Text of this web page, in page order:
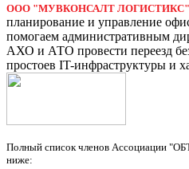
ООО "МУВКОНСАЛТ ЛОГИСТИКС"
планирование и управление
помогаем административным
АХО и АТО провести переезд
простоев IT-инфраструктуры и
Полный список членов Ассоциации
ниже: